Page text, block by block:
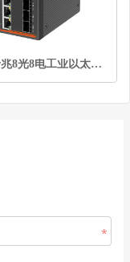
网管千兆8光8电工业以太网交换机